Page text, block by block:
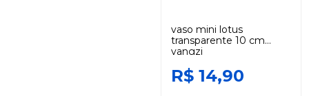
vaso mini lotus
transparente 10 cm
yangzi
R$ 14,90